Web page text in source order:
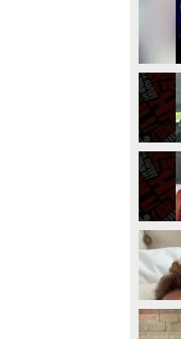
A volte è già dentro di noi".